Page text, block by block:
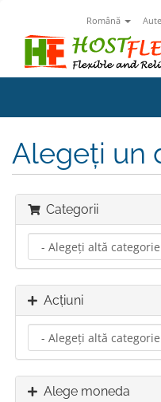
Română
Alegeți un
Categorii
Acțiuni
Alege moneda